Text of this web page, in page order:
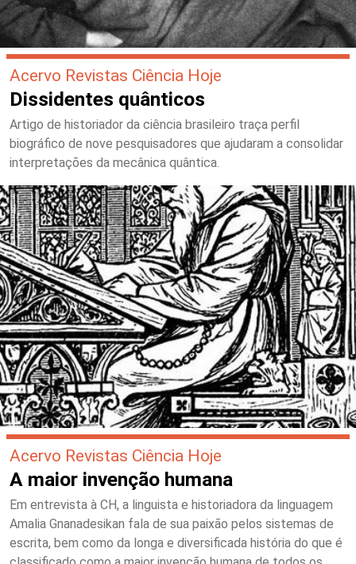
Acervo Revistas Ciência Hoje
Dissidentes quânticos
Artigo de historiador da ciência brasileiro traça perfil
biográfico de nove pesquisadores que ajudaram a consolidar
interpretações da mecânica quântica.
Acervo Revistas Ciência Hoje
A maior invenção humana
Em entrevista à CH, a linguista e historiadora da linguagem
Amalia Gnanadesikan fala de sua paixão pelos sistemas de
escrita, bem como da longa e diversificada história do que é